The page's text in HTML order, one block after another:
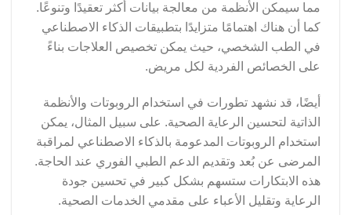
مما سيمكن الأنظمة من معالجة بيانات أكثر تعقيدًا وتنوعًا.
كما أن هناك اهتمامًا متزايدًا بتطبيقات الذكاء الاصطناعي
في الطب الشخصي، حيث يمكن تخصيص العلاجات بناءً
على الخصائص الفردية لكل مريض.
أيضًا، قد نشهد تطورات في استخدام الروبوتات والأنظمة
الذاتية لتحسين الرعاية الصحية. على سبيل المثال، يمكن
استخدام الروبوتات المدعومة بالذكاء الاصطناعي لمراقبة
المرضى عن بُعد وتقديم الدعم الطبي الفوري عند الحاجة.
هذه الابتكارات ستسهم بشكل كبير في تحسين جودة
الرعاية وتقليل الأعباء على مقدمي الخدمات الصحية.